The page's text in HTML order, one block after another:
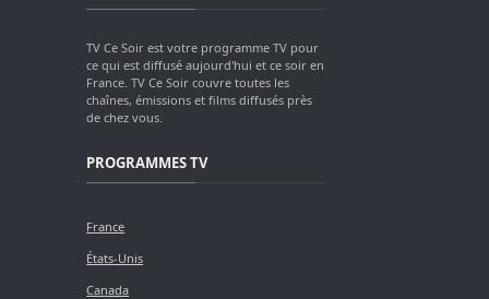
TV Ce Soir est votre programme TV pour
ce qui est diffusé aujourd'hui et ce soir en
France. TV Ce Soir couvre toutes les
chaînes, émissions et films diffusés près
de chez vous.
PROGRAMMES TV
France
États-Unis
Canada